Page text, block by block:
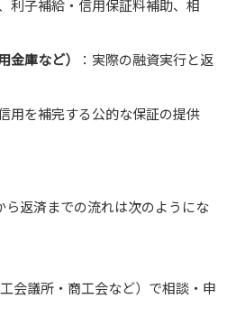
利子補給・信用保証料補助、相
金庫など）
：実際の融資実行と返
用を補完する公的な保証の提供
返済までの流れは次のようにな
会議所・商工会など）で相談・申